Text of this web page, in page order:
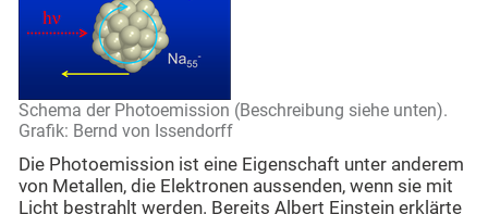
Schema der Photoemission (Beschreibung siehe unten).
Grafik: Bernd von Issendorff
Die Photoemission ist eine Eigenschaft unter anderem
von Metallen, die Elektronen aussenden, wenn sie mit
Licht bestrahlt werden. Bereits Albert Einstein erklärte